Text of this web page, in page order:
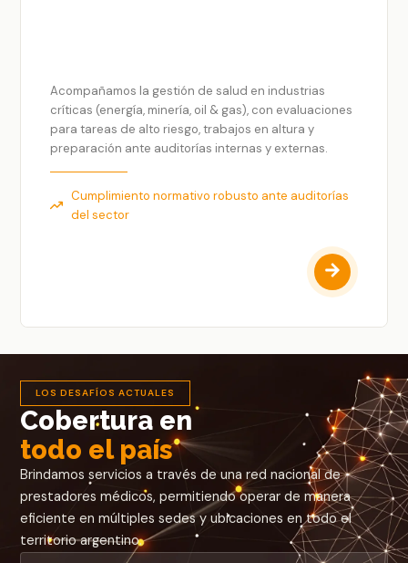
Acompañamos la gestión de salud en industrias
críticas (energía, minería, oil & gas), con evaluaciones
para tareas de alto riesgo, trabajos en altura y
preparación ante auditorías internas y externas.
Cumplimiento normativo robusto ante auditorías
del sector
LOS DESAFÍOS ACTUALES
Cobertura en
todo el país
Brindamos servicios a través de una red nacional de
prestadores médicos, permitiendo operar de manera
eficiente en múltiples sedes y ubicaciones en todo el
territorio argentino.